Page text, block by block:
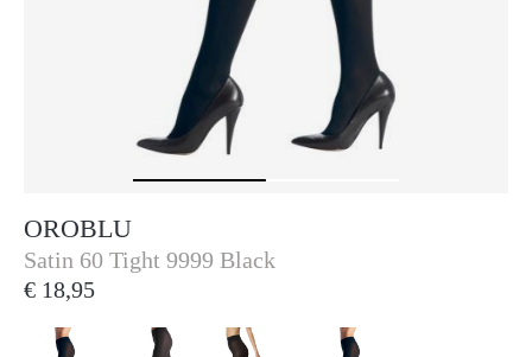
OROBLU
Oroblu
Satin 60 Tight 9999 Black
€ 18,95